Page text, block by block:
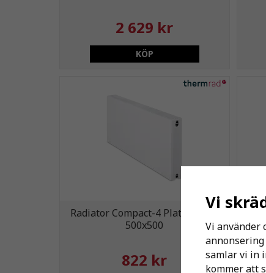
2 629 kr
KÖP
Radiator Compact-4 Plateau C11
500x500
822 kr
Vi
Vi använder
samlar vi in
kommer att